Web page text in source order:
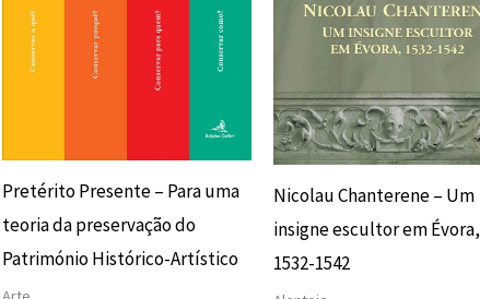
Pretérito Presente – Para uma
teoria da preservação do
Património Histórico-Artístico
Nicolau Chanterene – Um
insigne escultor em Évora,
1532-1542